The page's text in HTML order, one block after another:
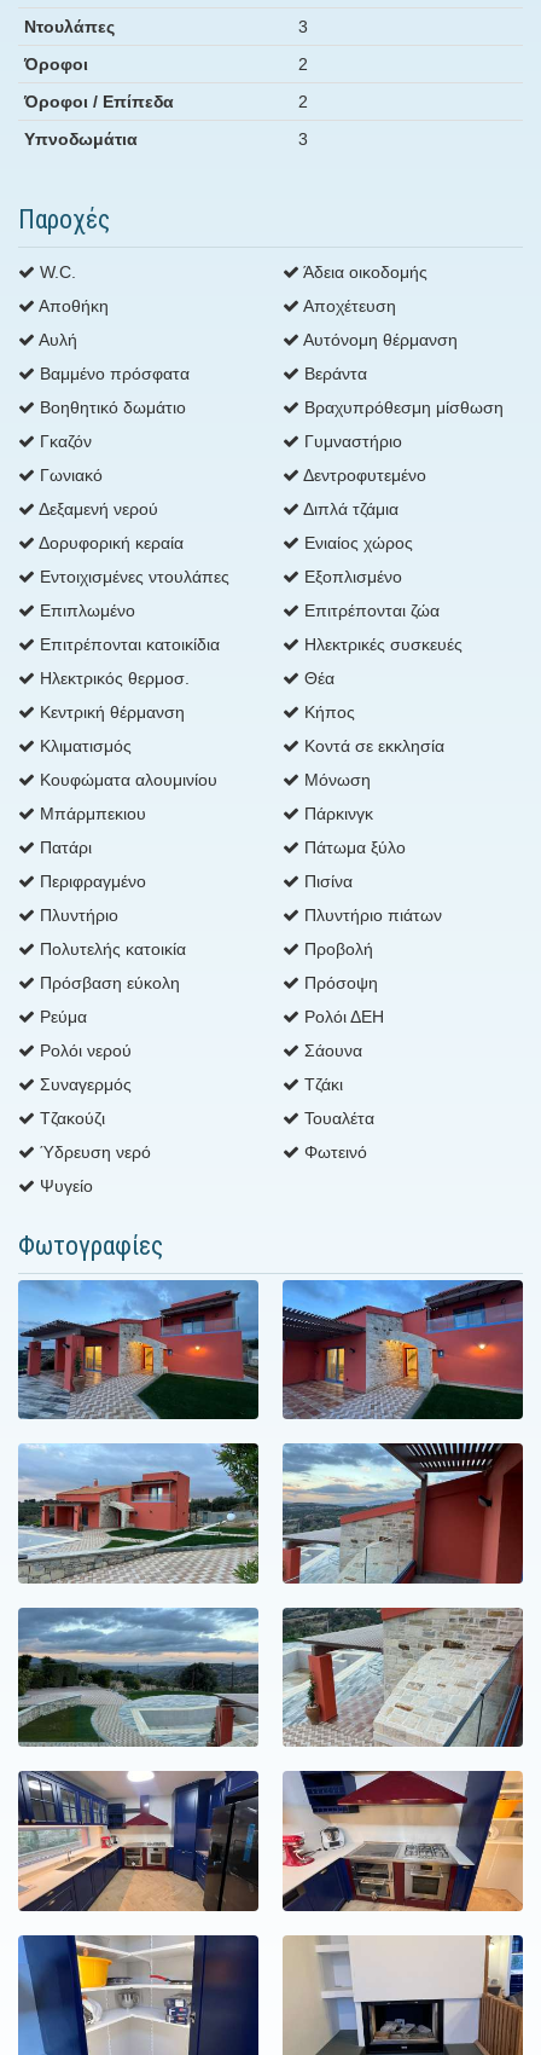
Ντουλάπες
3
Όροφοι
2
Όροφοι / Επίπεδα
2
Υπνοδωμάτια
3
Παροχές
W.C.
Άδεια οικοδομής
Αποθήκη
Αποχέτευση
Αυλή
Αυτόνομη θέρμανση
Βαμμένο πρόσφατα
Βεράντα
Βοηθητικό δωμάτιο
Βραχυπρόθεσμη μίσθωση
Γκαζόν
Γυμναστήριο
Γωνιακό
Δεντροφυτεμένο
Δεξαμενή νερού
Διπλά τζάμια
Δορυφορική κεραία
Ενιαίος χώρος
Εντοιχισμένες ντουλάπες
Εξοπλισμένο
Επιπλωμένο
Επιτρέπονται ζώα
Επιτρέπονται κατοικίδια
Ηλεκτρικές συσκευές
Ηλεκτρικός θερμοσ.
Θέα
Κεντρική θέρμανση
Κήπος
Κλιματισμός
Κοντά σε εκκλησία
Κουφώματα αλουμινίου
Μόνωση
Μπάρμπεκιου
Πάρκινγκ
Πατάρι
Πάτωμα ξύλο
Περιφραγμένο
Πισίνα
Πλυντήριο
Πλυντήριο πιάτων
Πολυτελής κατοικία
Προβολή
Πρόσβαση εύκολη
Πρόσοψη
Ρεύμα
Ρολόι ΔΕΗ
Ρολόι νερού
Σάουνα
Συναγερμός
Τζάκι
Τζακούζι
Τουαλέτα
Ύδρευση νερό
Φωτεινό
Ψυγείο
Φωτογραφίες